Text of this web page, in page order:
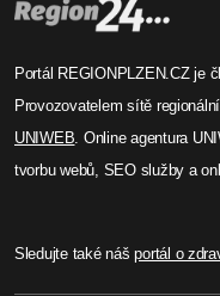
Portál REGIONPLZEN.CZ je
Provozovatelem sítě
UNIWEB . Online agentura
tvorbu webů, SEO služby a
Sledujte také nášportál o